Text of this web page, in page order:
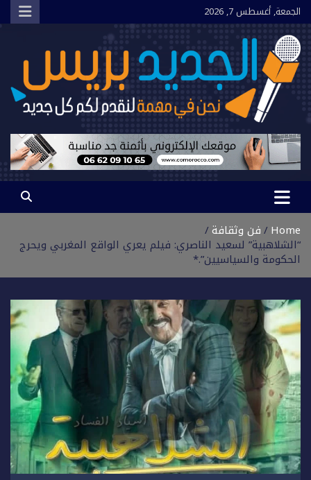
Skip
to
content
الجمعة, أغسطس 7, 2026
الجديد بريس
نحن في مهمة لنقدم لكم كل جديد
Home فن وثقافة
“الشلاهبية” لسعيد الناصري: فيلم يعري الواقع المغربي ويحرج
الحكومة والسياسيين”.*